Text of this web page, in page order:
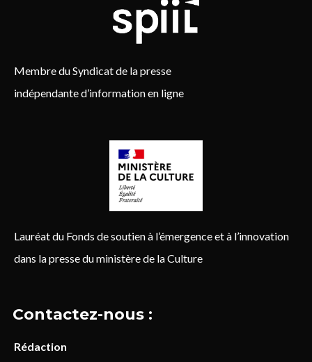
Membre du Syndicat de la presse
indépendante d’information en ligne
Lauréat du Fonds de soutien à l’émergence et à l’innovation
dans la presse du ministère de la Culture
Contactez-nous :
Rédaction